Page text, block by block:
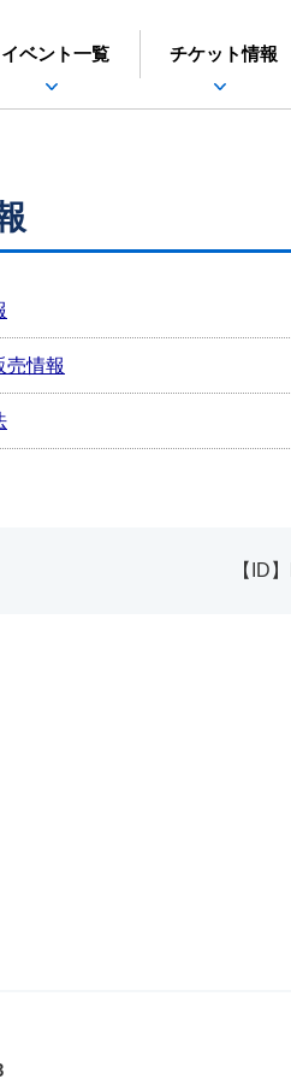
日立シビックセンター
イベント一覧 チケット情報
売情報
【ID】